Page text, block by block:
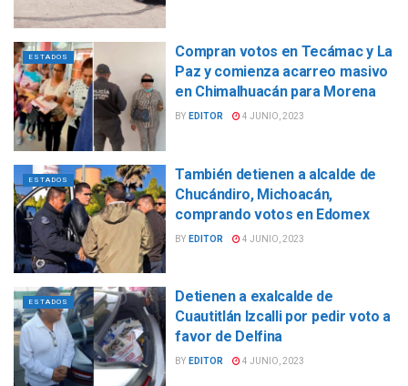
ESTADOS
Compran votos en Tecámac y La
Paz y comienza acarreo masivo
en Chimalhuacán para Morena
BY EDITOR 4 JUNIO, 2023
ESTADOS
También detienen a alcalde de
Chucándiro, Michoacán,
comprando votos en Edomex
BY EDITOR 4 JUNIO, 2023
ESTADOS
Detienen a exalcalde de
Cuautitlán Izcalli por pedir voto a
favor de Delfina
BY EDITOR 4 JUNIO, 2023